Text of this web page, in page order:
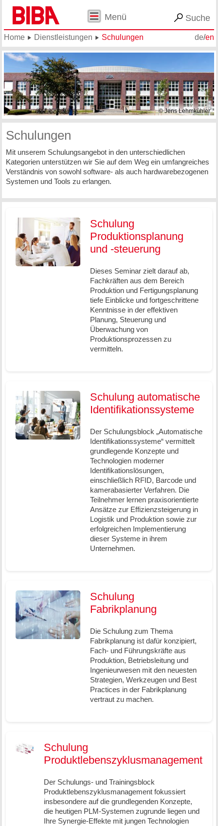
Menü Suche
de/en
Home Dienstleistungen Schulungen
© Jens Lehmkühler
Schulungen
Mit unserem Schulungsangebot in den unterschiedlichen
Kategorien unterstützen wir Sie auf dem Weg ein umfangreiches
Verständnis von sowohl software- als auch hardwarebezogenen
Systemen und Tools zu erlangen.
Schulung
Produktionsplanung
und -steuerung
Dieses Seminar zielt darauf ab,
Fachkräften aus dem Bereich
Produktion und Fertigungsplanung
tiefe Einblicke und fortgeschrittene
Kenntnisse in der effektiven
Planung, Steuerung und
Überwachung von
Produktionsprozessen zu
vermitteln.
Schulung automatische
Identifikationssysteme
Der Schulungsblock „Automatische
Identifikationssysteme“ vermittelt
grundlegende Konzepte und
Technologien moderner
Identifikationslösungen,
einschließlich RFID, Barcode und
kamerabasierter Verfahren. Die
Teilnehmer lernen praxisorientierte
Ansätze zur Effizienzsteigerung in
Logistik und Produktion sowie zur
erfolgreichen Implementierung
dieser Systeme in ihrem
Unternehmen.
Schulung
Fabrikplanung
Die Schulung zum Thema
Fabrikplanung ist dafür konzipiert,
Fach- und Führungskräfte aus
Produktion, Betriebsleitung und
Ingenieurwesen mit den neuesten
Strategien, Werkzeugen und Best
Practices in der Fabrikplanung
vertraut zu machen.
Schulung
Produktlebenszyklusmanagement
Der Schulungs- und Trainingsblock
Produktlebenszyklusmanagement fokussiert
insbesondere auf die grundlegenden Konzepte,
die heutigen PLM-Systemen zugrunde liegen und
Ihre Synergie-Effekte mit jungen Technologien